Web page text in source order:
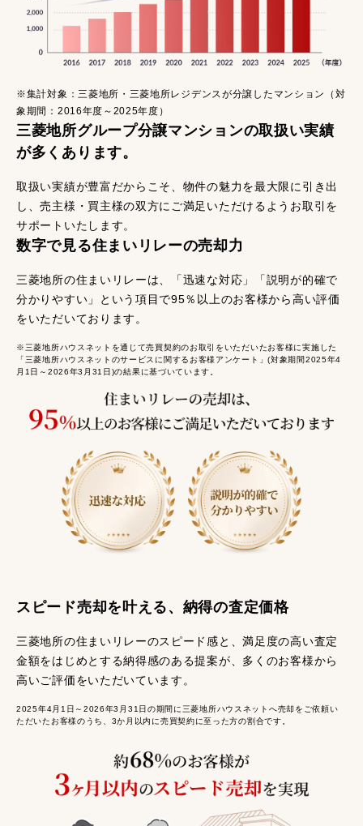
三菱地所グループ分譲マンションの取扱い実績
が多くあります。
取扱い実績が豊富だからこそ、物件の魅力を最大限に引き出
し、売主様・買主様の双方にご満足いただけるようお取引を
サポートいたします。
※集計対象：三菱地所・三菱地所レジデンスが分譲したマンション（対
象期間：2016年度～2025年度）
数字で見る住まいリレーの売却力
三菱地所の住まいリレーは、「迅速な対応」「説明が的確で
分かりやすい」という項目で95％以上のお客様から高い評価
をいただいております。
※三菱地所ハウスネットを通じて売買契約のお取引をいただいたお客様に実施した
「三菱地所ハウスネットのサービスに関するお客様アンケート」(対象期間2025年4
月1日～2026年3月31日)の結果に基づいています。
スピード売却を叶える、納得の査定価格
三菱地所の住まいリレーのスピード感と、満足度の高い査定
金額をはじめとする納得感のある提案が、多くのお客様から
高いご評価をいただいています。
2025年4月1日～2026年3月31日の期間に三菱地所ハウスネットへ売却をご依頼い
ただいたお客様のうち、3か月以内に売買契約に至った方の割合です。